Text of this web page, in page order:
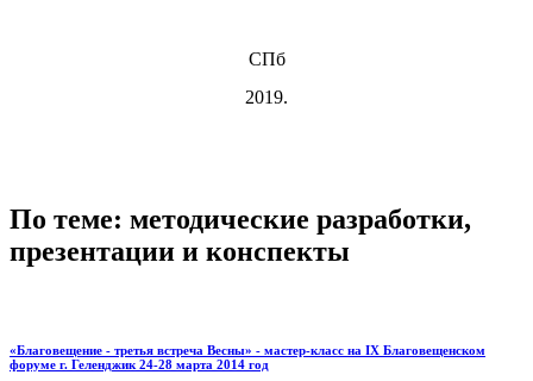
СПб
2019.
По теме: методические разработки,
презентации и конспекты
«Благовещение - третья встреча Весны» - мастер-класс на IX Благовещенском
форуме г. Геленджик 24-28 марта 2014 год